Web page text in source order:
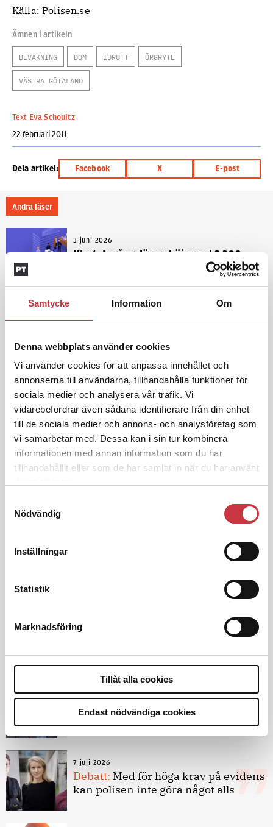
Samtycke Information Om
Denna webbplats använder cookies
Vi använder cookies för att anpassa innehållet och
annonserna till användarna, tillhandahålla funktioner för
sociala medier och analysera vår trafik. Vi
vidarebefordrar även sådana identifierare från din enhet
till de sociala medier och annons- och analysföretag som
vi samarbetar med. Dessa kan i sin tur kombinera
informationen med annan information som du har
tillhandahållit eller som de har samlat in när du har använt
Nödvändig
Inställningar
Statistik
Marknadsföring
Tillåt alla cookies
Endast nödvändiga cookies
Källa: Polisen.se
Ämnen i artikeln
BEVAKNING DOM IDROTT ÖRGRYTE
VÄSTRA GÖTALAND
Text Eva Schoultz
22 februari 2011
Dela artikel: Facebook X E-post
Andra läser
3 juni 2026
Klart: Ingångslönen höjs med 2 300
4 juni 2026
Insändare:Miljoner i sjön –
godtyckliga grunder
1 juni 2026
Jens Mårtensson:Snart 20 år i tjänst
– nu ska han lära sig grunderna
4 juni 2026
kunskapsstyrning – inte om
Replik:Det är inte evidenskrav som
bakbinder polisen
7 juli 2026
Debatt: Med för höga krav på evidens
kan polisen inte göra något alls